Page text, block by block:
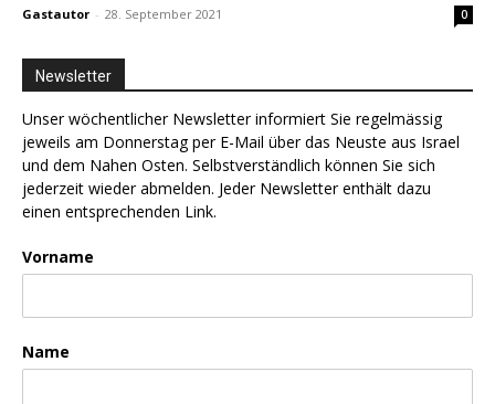
Gastautor - 28. September 2021 0
Newsletter
Unser wöchentlicher Newsletter informiert Sie regelmässig
jeweils am Donnerstag per E-Mail über das Neuste aus Israel
und dem Nahen Osten. Selbstverständlich können Sie sich
jederzeit wieder abmelden. Jeder Newsletter enthält dazu
einen entsprechenden Link.
Vorname
Name